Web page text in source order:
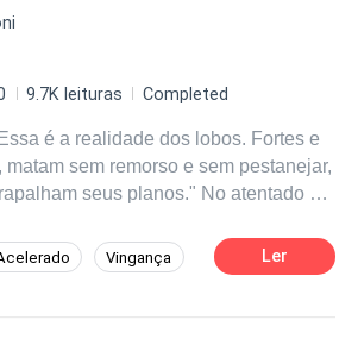
9.7K leituras Completed
sem remorso e sem pestanejar,
seus planos." No atentado à
o ataque dos Kassios e os
de fora, os deuses acima dos céus
Vingança Ler